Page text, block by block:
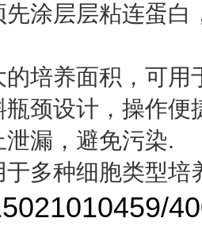
先涂层层粘连蛋白
的培养面积，可用
瓶颈设计，操作便
泄漏，避免污染.
于多种细胞类型培